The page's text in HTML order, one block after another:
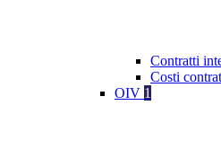
Contratti
Costi
OIV 1